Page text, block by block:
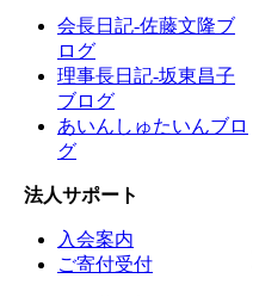
会長日記-佐藤文隆ブ
ログ
理事長日記-坂東昌子
ブログ
あいんしゅたいんブロ
グ
法人サポート
入会案内
ご寄付受付